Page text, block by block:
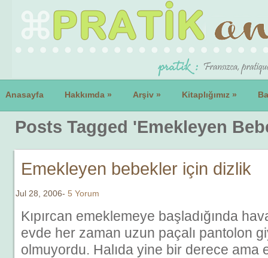
Anasayfa Hakkımda » Arşiv » Kitaplığımız »
Posts Tagged 'Emekleyen
Emekleyen bebekler için dizlik
Jul 28, 2006- 5 Yorum
Kıpırcan emeklemeye başladığında
evde her zaman uzun paçalı pantolon
olmuyordu. Halıda yine bir derece ama